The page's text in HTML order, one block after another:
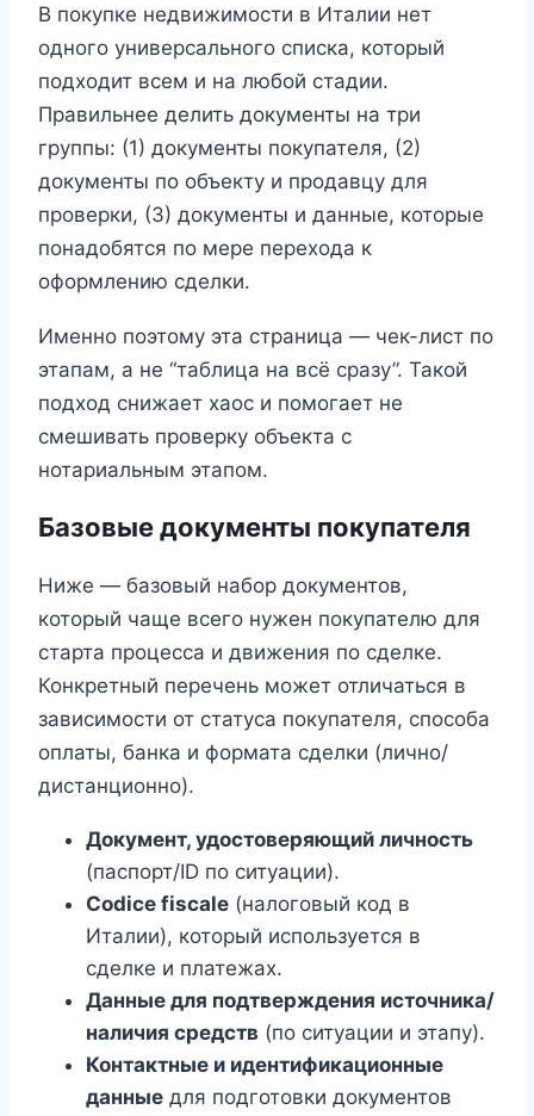
В покупке недвижимости в Италии нет
одного универсального списка, который
подходит всем и на любой стадии.
Правильнее делить документы на три
группы: (1) документы покупателя, (2)
документы по объекту и продавцу для
проверки, (3) документы и данные, которые
понадобятся по мере перехода к
оформлению сделки.
Именно поэтому эта страница — чек-лист по
этапам, а не “таблица на всё сразу”. Такой
подход снижает хаос и помогает не
смешивать проверку объекта с
нотариальным этапом.
Базовые документы покупателя
Ниже — базовый набор документов,
который чаще всего нужен покупателю для
старта процесса и движения по сделке.
Конкретный перечень может отличаться в
зависимости от статуса покупателя, способа
оплаты, банка и формата сделки (лично/
дистанционно).
Документ, удостоверяющий личность
(паспорт/ID по ситуации).
Codice fiscale (налоговый код в
Италии), который используется в
сделке и платежах.
Данные для подтверждения источника/
наличия средств (по ситуации и этапу).
Контактные и идентификационные
данные для подготовки документов